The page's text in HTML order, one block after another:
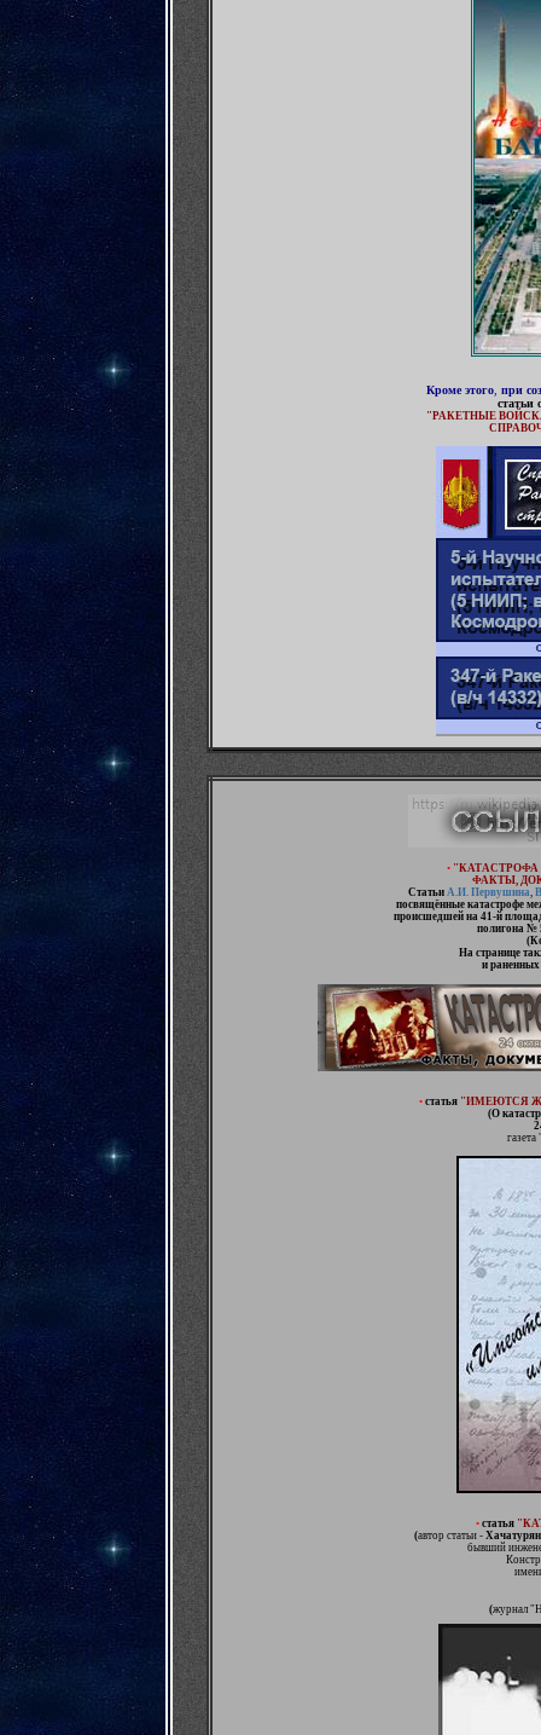
Кроме этого при
статьи
"РАКЕТНЫЕ
• "КАТАСТРОФА
ФАКТЫ,
Статьи А.И. Первушина,
посвящённые катастрофе
происшедшей на 41-й
полигона №
На странице
и раненных
• статья "ИМЕЮТСЯ
(О
• статья
(автор статьи -
бывший
(журнал